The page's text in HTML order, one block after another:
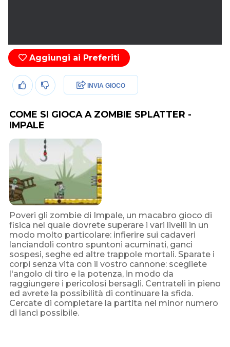
Aggiungi ai Preferiti
INVIA GIOCO
COME SI GIOCA A ZOMBIE SPLATTER -
IMPALE
Poveri gli zombie di Impale, un macabro gioco di
fisica nel quale dovrete superare i vari livelli in un
modo molto particolare: infierire sui cadaveri
lanciandoli contro spuntoni acuminati, ganci
sospesi, seghe ed altre trappole mortali. Sparate i
corpi senza vita con il vostro cannone: scegliete
l'angolo di tiro e la potenza, in modo da
raggiungere i pericolosi bersagli. Centrateli in pieno
ed avrete la possibilità di continuare la sfida.
Cercate di completare la partita nel minor numero
di lanci possibile.